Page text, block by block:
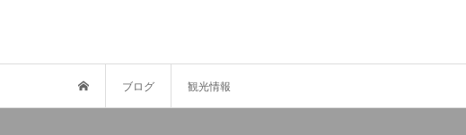
ブログ 観光情報